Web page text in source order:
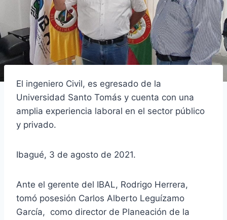
El ingeniero Civil, es egresado de la
Universidad Santo Tomás y cuenta con una
amplia experiencia laboral en el sector público
y privado.
Ibagué, 3 de agosto de 2021.
Ante el gerente del IBAL, Rodrigo Herrera,
tomó posesión Carlos Alberto Leguízamo
García, como director de Planeación de la